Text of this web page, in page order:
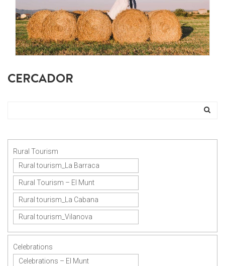
CERCADOR
Rural Tourism
Rural tourism_La Barraca
Rural Tourism – El Munt
Rural tourism_La Cabana
Rural tourism_Vilanova
Celebrations
Celebrations – El Munt